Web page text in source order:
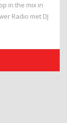
in the mix in
Radio met DJ